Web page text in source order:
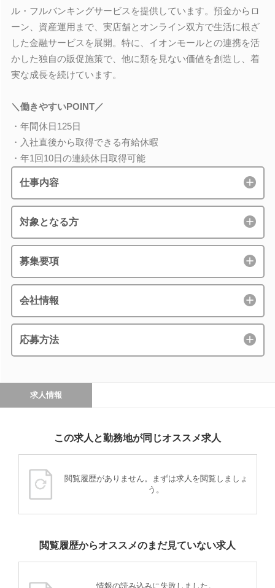
ル・フルバンキングサービスを提供しています。預金からロ
ーン、資産運用まで、実店舗とオンライン双方で生活に根ざ
した金融サービスを展開。特に、イオンモールとの連携を活
かした独自の販促施策で、他に類を見ない価値を創造し、着
実な成長を続けています。
＼働きやすいPOINT／
・年間休日125日
・入社直後から取得できる有給休暇
・年1回10日の連続休日取得可能
仕事内容
対象となる方
募集要項
会社情報
応募方法
求人情報
この求人と勤務地が同じオススメ求人
閲覧履歴がありません。まずは求人を閲覧しましょ
う。
閲覧履歴からオススメのまだ見ていない求人
情報の読み込みに失敗しました。